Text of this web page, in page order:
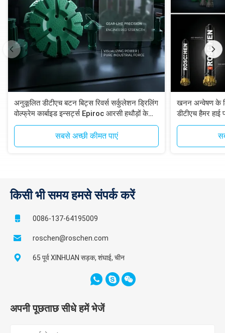
अनुकूलित डीटीएच बटन बिट्स रिवर्स सर्कुलेशन ड्रिलिंग
वोल्फ्रेम कार्बाइड इन्सर्ट्स Epiroc आरसी हथौड़ों के
साथ संगत
सबसे अच्छी कीमत पाएं
खनन अन्वेषण के
डीटीएच हैमर हाई
आरसी सिस्टम
किसी भी समय हमसे संपर्क करें
0086-137-64195009
roschen@roschen.com
65 पूर्व XINHUAN सड़क, शंघाई, चीन
अपनी पूछताछ सीधे हमें भेजें